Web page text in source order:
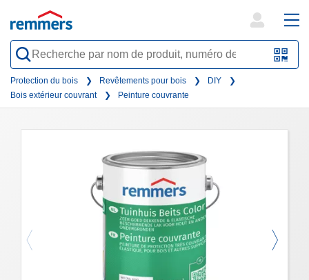
QR-
search
form
Protection du bois Revêtements pour bois
DIY
Bois extérieur couvrant
Peinture couvrante